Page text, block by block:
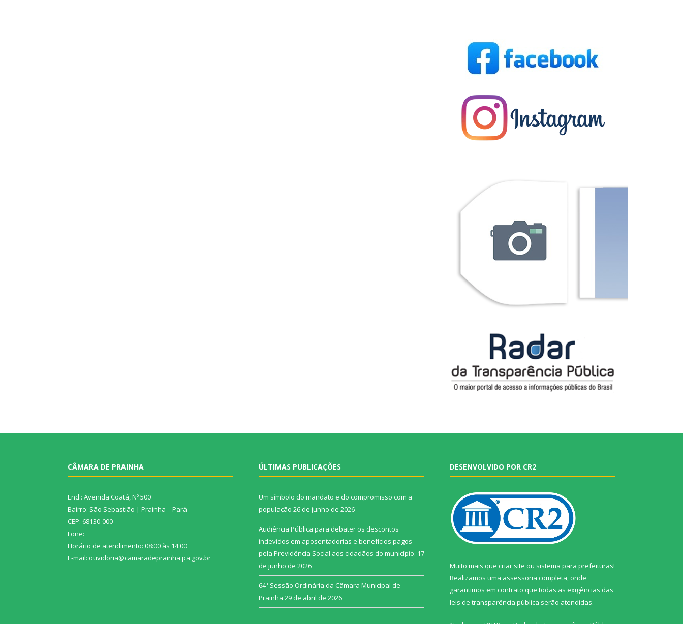
CÂMARA DE PRAINHA
End.: Avenida Coatá, Nº 500
Bairro: São Sebastião | Prainha – Pará
CEP: 68130-000
Fone:
Horário de atendimento: 08:00 às 14:00
E-mail: ouvidoria@camaradeprainha.pa.gov.br
ÚLTIMAS PUBLICAÇÕES
Um símbolo do mandato e do compromisso com a
população 26 de junho de 2026
Audiência Pública para debater os descontos
indevidos em aposentadorias e benefícios pagos
pela Previdência Social aos cidadãos do município. 17
de junho de 2026
64ª Sessão Ordinária da Câmara Municipal de
Prainha 29 de abril de 2026
DESENVOLVIDO POR CR2
Muito mais que criar site ou sistema para prefeituras!
Realizamos uma assessoria completa, onde
garantimos em contrato que todas as exigências das
leis de transparência pública serão atendidas.